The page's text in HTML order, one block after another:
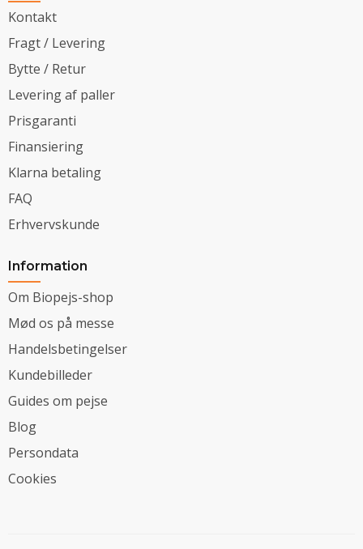
Kontakt
Fragt / Levering
Bytte / Retur
Levering af paller
Prisgaranti
Finansiering
Klarna betaling
FAQ
Erhvervskunde
Information
Om Biopejs-shop
Mød os på messe
Handelsbetingelser
Kundebilleder
Guides om pejse
Blog
Persondata
Cookies